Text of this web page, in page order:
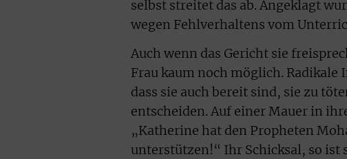
selbst streitet das ab. Angeklagt
wegen Fehlverhaltens vom
Auch wenn das Gericht sie
Frau kaum noch möglich.
dass sie auch bereit sind, sie zu
entscheiden. Auf einer Mauer in
„Katherine hat den Propheten
unterstützen!“ Ihr Schicksal, so